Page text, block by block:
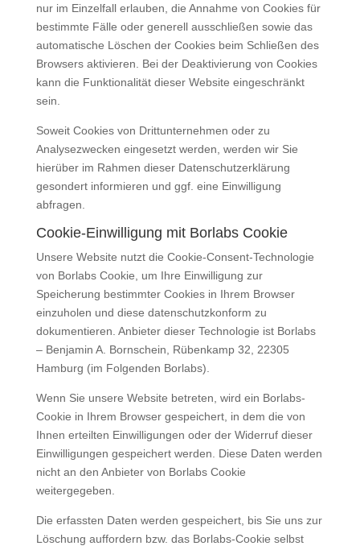
nur im Einzelfall erlauben, die Annahme von Cookies für
bestimmte Fälle oder generell ausschließen sowie das
automatische Löschen der Cookies beim Schließen des
Browsers aktivieren. Bei der Deaktivierung von Cookies
kann die Funktionalität dieser Website eingeschränkt
sein.
Soweit Cookies von Drittunternehmen oder zu
Analysezwecken eingesetzt werden, werden wir Sie
hierüber im Rahmen dieser Datenschutzerklärung
gesondert informieren und ggf. eine Einwilligung
abfragen.
Cookie-Einwilligung mit Borlabs Cookie
Unsere Website nutzt die Cookie-Consent-Technologie
von Borlabs Cookie, um Ihre Einwilligung zur
Speicherung bestimmter Cookies in Ihrem Browser
einzuholen und diese datenschutzkonform zu
dokumentieren. Anbieter dieser Technologie ist Borlabs
– Benjamin A. Bornschein, Rübenkamp 32, 22305
Hamburg (im Folgenden Borlabs).
Wenn Sie unsere Website betreten, wird ein Borlabs-
Cookie in Ihrem Browser gespeichert, in dem die von
Ihnen erteilten Einwilligungen oder der Widerruf dieser
Einwilligungen gespeichert werden. Diese Daten werden
nicht an den Anbieter von Borlabs Cookie
weitergegeben.
Die erfassten Daten werden gespeichert, bis Sie uns zur
Löschung auffordern bzw. das Borlabs-Cookie selbst